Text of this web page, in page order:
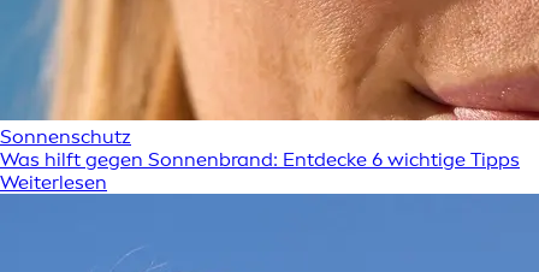
Sonnenschutz
Was hilft gegen Sonnenbrand: Entdecke 6 wichtige Tipps
Weiterlesen